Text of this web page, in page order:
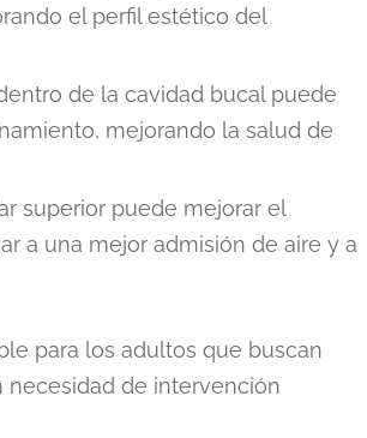
el perfil estético del
de la cavidad bucal puede
mejorando la salud de
superior puede mejorar el
a una mejor admisión de aire y a
para los adultos que buscan
necesidad de intervención